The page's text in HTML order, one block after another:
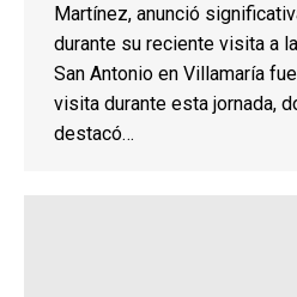
Martínez, anunció
durante su reciente visita a
San Antonio en Villamaría
visita durante esta jornada,
destacó…